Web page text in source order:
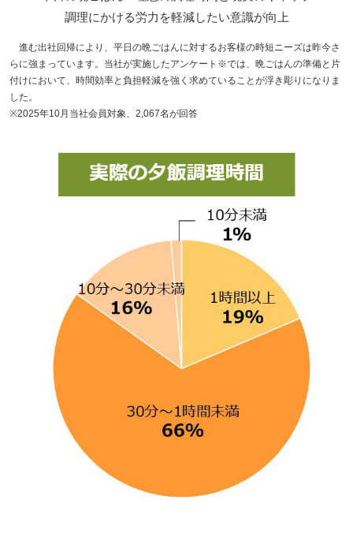
調理にかける労力を軽減したい意識が向上
進む出社回帰により、平日の晩ごはんに対するお客様の時短ニーズは昨今さ
らに強まっています。当社が実施したアンケート※では、晩ごはんの準備と片
付けにおいて、時間効率と負担軽減を強く求めていることが浮き彫りになりま
した。
※2025年10月当社会員対象、2,067名が回答